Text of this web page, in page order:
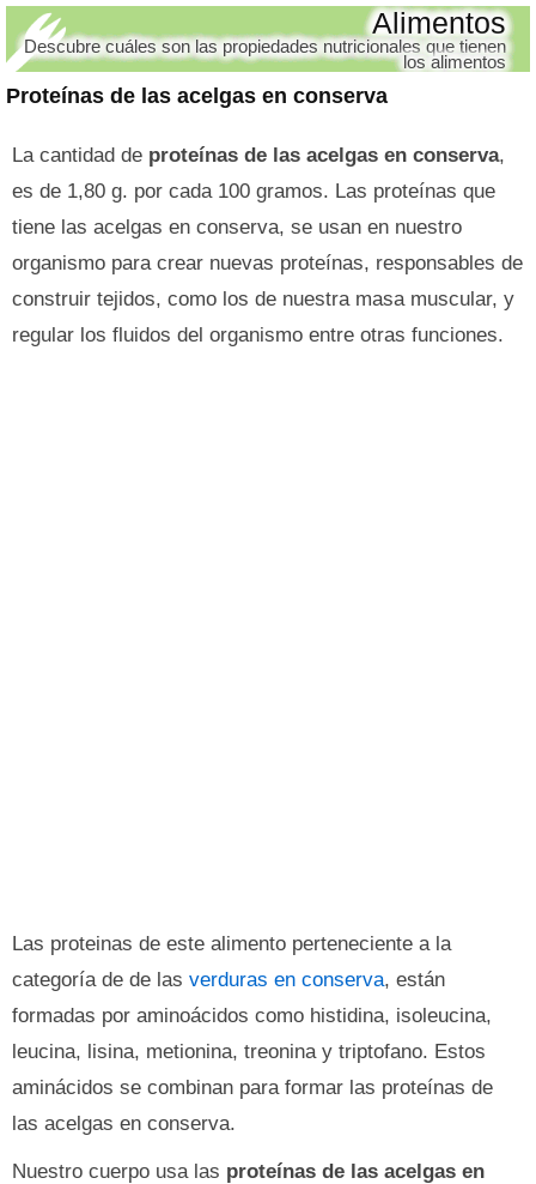
Proteínas de las acelgas en conserva
Alimentos
Descubre cuáles son las propiedades nutricionales que tienen
los alimentos
La cantidad de proteínas de las acelgas en conserva,
es de 1,80 g. por cada 100 gramos. Las proteínas que
tiene las acelgas en conserva, se usan en nuestro
organismo para crear nuevas proteínas, responsables de
construir tejidos, como los de nuestra masa muscular, y
regular los fluidos del organismo entre otras funciones.
Las proteinas de este alimento perteneciente a la
categoría de de las verduras en conserva, están
formadas por aminoácidos como histidina, isoleucina,
leucina, lisina, metionina, treonina y triptofano. Estos
aminácidos se combinan para formar las proteínas de
las acelgas en conserva.
Nuestro cuerpo usa las proteínas de las acelgas en